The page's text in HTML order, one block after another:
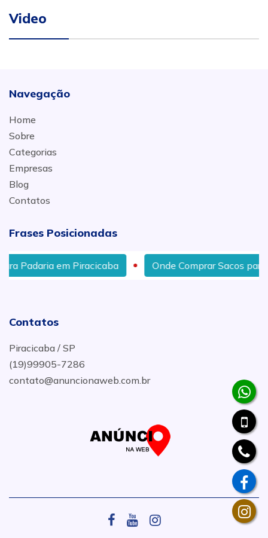
Video
Navegação
Home
Sobre
Categorias
Empresas
Blog
Contatos
Frases Posicionadas
Onde Comprar Sacos para Lixo no
Contatos
Piracicaba / SP
(19)99905-7286
contato@anuncionaweb.com.br